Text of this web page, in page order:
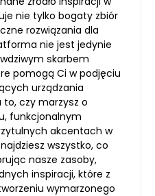
nie tylko bogaty zbiór
rozwiązania dla
nie jest jedynie
skarbem
pomogą Ci w podjęciu
urządzania
to, czy marzysz o
funkcjonalnym
akcentach w
wszystko, co
nasze zasoby,
inspiracji, które z
wymarzonego